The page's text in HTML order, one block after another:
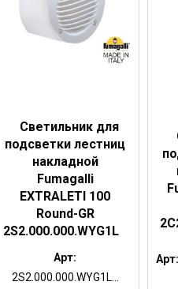
Светильник для
подсветки лестниц
накладной
Fumagalli
EXTRALETI 100
Round-GR
2S2.000.000.WYG1L
Арт:
2S2.000.000.WYG1L...